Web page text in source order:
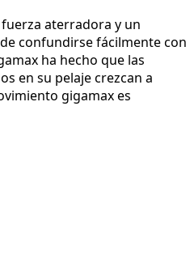
aterradora y un
confundirse fácilmente con
ha hecho que las
en su pelaje crezcan a
gigamax es